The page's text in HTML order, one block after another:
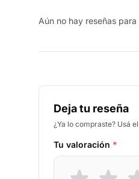
Aún no hay reseñas
Deja tu reseña
¿Ya lo compraste? Usá
Tu valoración *